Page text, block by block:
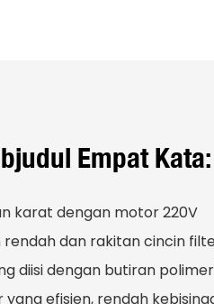
Empat Kata:
karat dengan motor 220V
dan rakitan cincin
diisi dengan butiran
efisien, rendah